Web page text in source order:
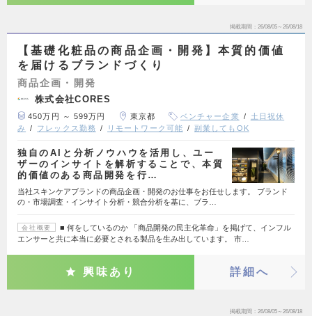
掲載期間 26/08/05～26/08/18
【基礎化粧品の商品企画・開発】本質的価値
を届けるブランドづくり
商品企画・開発
株式会社CORES
450万円 ～ 599万円 東京都 ベンチャー企業
土日祝休
み
フレックス勤務 リモートワーク可能 副業してもOK
独自のAIと分析ノウハウを活用し、ユー
ザーのインサイトを解析することで、本質
的価値のある商品開発を行…
当社スキンケアブランドの商品企画・開発のお仕事をお任せします。 ブランド
の・市場調査・インサイト分析・競合分析を基に、ブラ…
会社概要
■ 何をしているのか 「商品開発の民主化革命」を掲げて、インフル
エンサーと共に本当に必要とされる製品を生み出しています。 市…
興味あり 詳細へ
掲載期間 26/08/05～26/08/18